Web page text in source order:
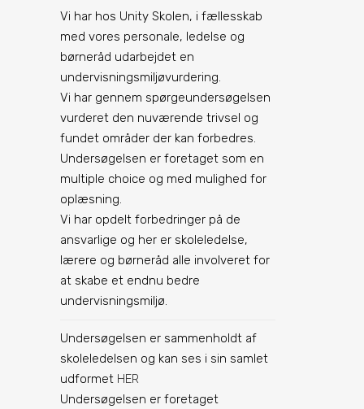
Vi har hos Unity Skolen, i fællesskab
med vores personale, ledelse og
børneråd udarbejdet en
undervisningsmiljøvurdering.
Vi har gennem spørgeundersøgelsen
vurderet den nuværende trivsel og
fundet områder der kan forbedres.
Undersøgelsen er foretaget som en
multiple choice og med mulighed for
oplæsning.
Vi har opdelt forbedringer på de
ansvarlige og her er skoleledelse,
lærere og børneråd alle involveret for
at skabe et endnu bedre
undervisningsmiljø.
Undersøgelsen er sammenholdt af
skoleledelsen og kan ses i sin samlet
udformet HER
Undersøgelsen er foretaget